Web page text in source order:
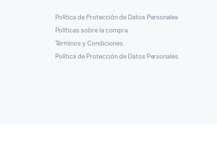
Política de Protección de Datos Personales
Políticas sobre la compra
Términos y Condiciones
Política de Protección de Datos Personales